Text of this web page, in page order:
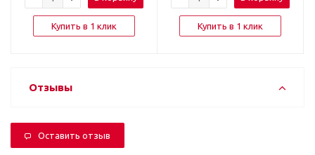
Купить в 1 клик Купить в 1 клик
Отзывы
Оставить отзыв